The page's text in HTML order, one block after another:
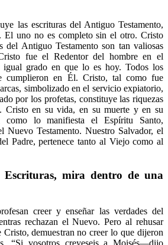
las escrituras del Antiguo Testamento,
El uno no es completo sin el otro. Cristo
del Antiguo Testamento son tan valiosas
fue el Redentor del hombre en el
grado en que lo es hoy. Todos los
cumplieron en Él. Cristo, tal como fue
simbolizado en el servicio expiatorio,
por los profetas, constituye las riquezas
Cristo en su vida, en su muerte y en su
como lo manifiesta el Espíritu Santo,
Nuevo Testamento. Nuestro Salvador, el
Padre, pertenece tanto al Viejo como al
Escrituras, mira dentro de una
creer y enseñar las verdades del
rechazan el Nuevo. Pero al rehusar
Cristo, demuestran no creer lo que dijeron
“Si vosotros creyeseis a Moisés—dijo